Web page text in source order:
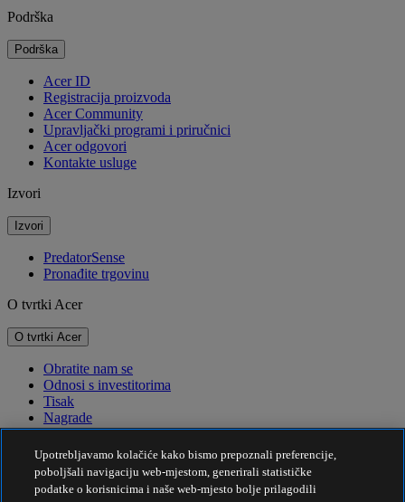
Podrška
Podrška
Acer ID
Registracija proizvoda
Acer Community
Upravljački programi i priručnici
Acer odgovori
Kontakte usluge
Izvori
Izvori
PredatorSense
Pronađite trgovinu
O tvrtki Acer
O tvrtki Acer
Obratite nam se
Odnosi s investitorima
Tisak
Nagrade
Događaji
Održivost
Održivost
Upotrebljavamo kolačiće kako bismo prepoznali preferencije,
poboljšali navigaciju web-mjestom, generirali statističke
podatke o korisnicima i naše web-mjesto bolje prilagodili